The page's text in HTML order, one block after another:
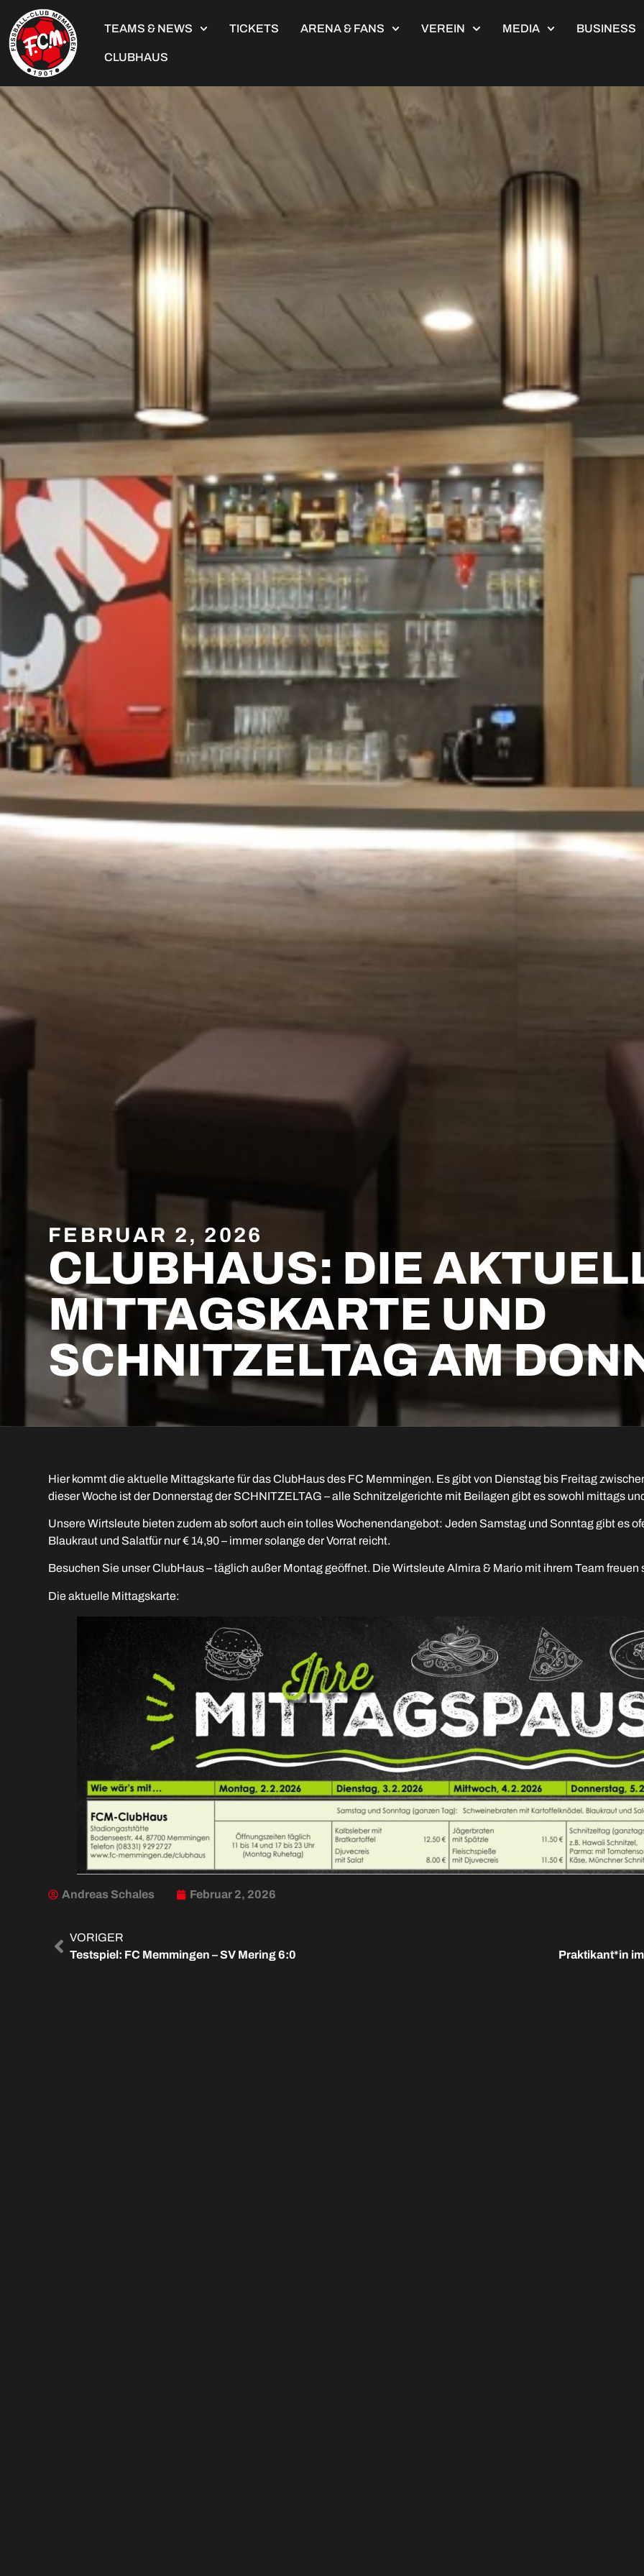
TEAMS & NEWS TICKETS ARENA & FANS VEREIN MEDIA BUSINESS
CLUBHAUS
FEBRUAR 2, 2026
CLUBHAUS: DIE
MITTAGSKARTE UND
SCHNITZELTAG AM
Hier kommt die aktuelle Mittagskarte für das ClubHaus des FC Memmingen. Es gibt von Dienstag bis Freitag
dieser Woche ist der Donnerstag der SCHNITZELTAG – alle Schnitzelgerichte mit Beilagen gibt es sowohl mittags
Unsere Wirtsleute bieten zudem ab sofort auch ein tolles Wochenendangebot: Jeden Samstag und Sonntag gibt es
Blaukraut und Salatfür nur € 14,90 – immer solange der Vorrat reicht.
Besuchen Sie unser ClubHaus – täglich außer Montag geöffnet. Die Wirtsleute Almira & Mario mit ihrem Team freuen
Die aktuelle Mittagskarte:
Andreas Schales Februar 2, 2026
VORIGER
Testspiel: FC Memmingen – SV Mering 6:0
Praktikant*in